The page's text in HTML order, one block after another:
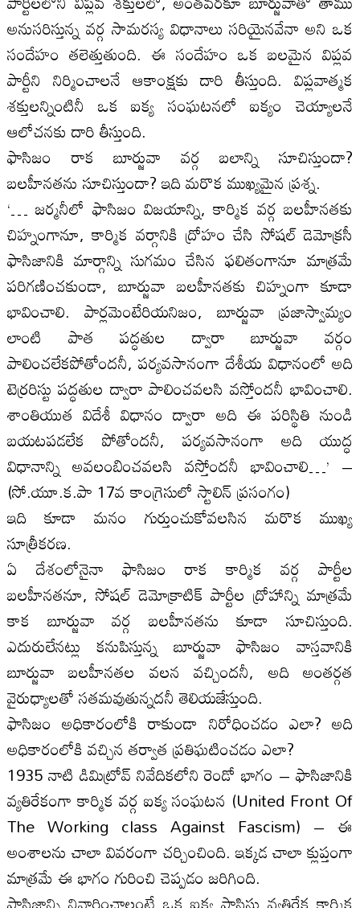
అనుసరిస్తున్న వర్గ సామరస్య విధానాలు సరియైనవేనా అని ఒక
సందేహం తలెత్తుతుంది. ఈ సందేహం ఒక బలమైన విప్లవ
పార్టీని నిర్మించాలనే ఆకాంక్షకు దారి తీస్తుంది. విప్లవాత్మక
శక్తులన్నింటినీ ఒక ఐక్య సంఘటనలో ఐక్యం చెయ్యాలనే
ఆలోచనకు దారి తీస్తుంది.
ఫాసిజం రాక బూర్జువా వర్గ బలాన్ని సూచిస్తుందా?
బలహీనతను సూచిస్తుందా? ఇది మరొక ముఖ్యమైన ప్రశ్న.
‘… జర్మనీలో ఫాసిజం విజయాన్ని, కార్మిక వర్గ బలహీనతకు
చిహ్నంగానూ, కార్మిక వర్గానికి ద్రోహం చేసి సోషల్ డెమోక్రసీ
ఫాసిజానికి మార్గాన్ని సుగమం చేసిన ఫలితంగానూ మాత్రమే
పరిగణించకుండా, బూర్జువా బలహీనతకు చిహ్నంగా కూడా
భావించాలి. పార్లమెంటేరియనిజం, బూర్జువా ప్రజాస్వామ్యం
లాంటి పాత పద్ధతుల ద్వారా బూర్జువా వర్గం
పాలించలేకపోతోందనీ, పర్యవసానంగా దేశీయ విధానంలో అది
టెర్రరిస్టు పద్ధతుల ద్వారా పాలించవలసి వస్తోందనీ భావించాలి.
శాంతియుత విదేశీ విధానం ద్వారా అది ఈ పరిస్థితి నుండి
బయటపడలేక పోతోందనీ, పర్యవసానంగా అది యుద్ధ
విధానాన్ని అవలంబించవలసి వస్తోందనీ భావించాలి…’ –
(సో.యూ.క.పా 17వ కాంగ్రెసులో స్టాలిన్ ప్రసంగం)
ఇది కూడా మనం గుర్తుంచుకోవలసిన మరొక ముఖ్య
సూత్రీకరణ.
ఏ దేశంలోనైనా ఫాసిజం రాక కార్మిక వర్గ పార్టీల
బలహీనతనూ, సోషల్ డెమోక్రాటిక్ పార్టీల ద్రోహాన్ని మాత్రమే
కాక బూర్జువా వర్గ బలహీనతను కూడా సూచిస్తుంది.
ఎదురులేనట్లు కనుపిస్తున్న బూర్జువా ఫాసిజం వాస్తవానికి
బూర్జువా బలహీనతల వలన వచ్చిందనీ, అది అంతర్గత
వైరుధ్యాలతో సతమవుతున్నదనీ తెలియజేస్తుంది.
ఫాసిజం అధికారంలోకి రాకుండా నిరోధించడం ఎలా? అది
అధికారంలోకి వచ్చిన తర్వాత ప్రతిఘటించడం ఎలా?
1935 నాటి డిమిట్రోవ్ నివేదికలోని రెండో భాగం – ఫాసిజానికి
వ్యతిరేకంగా కార్మిక వర్గ ఐక్య సంఘటన (United Front Of
The Working class Against Fascism) – ఈ
అంశాలను చాలా వివరంగా చర్చించింది. ఇక్కడ చాలా క్లుప్తంగా
మాత్రమే ఈ భాగం గురించి చెప్పడం జరిగింది.